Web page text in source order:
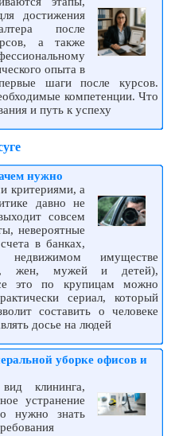
достижения
после
а также
опыта в
шаги после курсов.
компетенции. Что
и путь к успеху
нужно
критериями, а
давно не
совсем
невероятные
в банках,
имуществе
жен, мужей и детей),
это по крупицам можно
сериал, который
составить о человеке
досье на людей
уборке офисов и
клининга,
устранение
нужно знать